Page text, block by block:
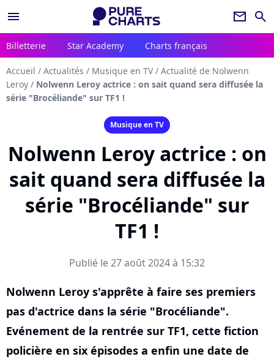
menu newsletter search
Billetterie Star Academy Charts français
Accueil / Actualités / Musique en TV / Actualité de Nolwenn
Leroy / Nolwenn Leroy actrice : on sait quand sera diffusée la
série "Brocéliande" sur TF1 !
Musique en TV
Nolwenn Leroy actrice : on
sait quand sera diffusée la
série "Brocéliande" sur
TF1 !
Publié le 27 août 2024 à 15:32
Nolwenn Leroy s'apprête à faire ses premiers
pas d'actrice dans la série "Brocéliande".
Evénement de la rentrée sur TF1, cette fiction
policière en six épisodes a enfin une date de